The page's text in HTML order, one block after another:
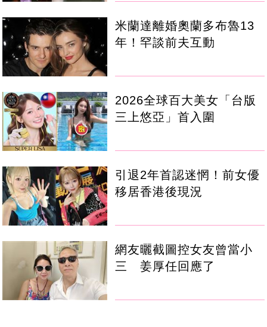
米蘭達離婚奧蘭多布魯13
年！罕談前夫互動
2026全球百大美女「台版
三上悠亞」首入圍
引退2年首認迷惘！前女優
移居香港後現況
網友曬截圖控女友曾當小
三 姜厚任回應了